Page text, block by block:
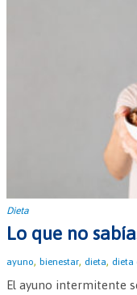
Dieta
Lo que no
ayuno, bienestar, dieta, dieta
El ayuno intermitente